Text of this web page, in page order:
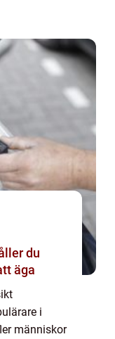
äga
i
människor